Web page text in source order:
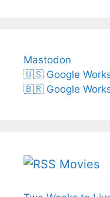
Mastodon
🇺🇸 Google
🇧🇷 Google
Movies